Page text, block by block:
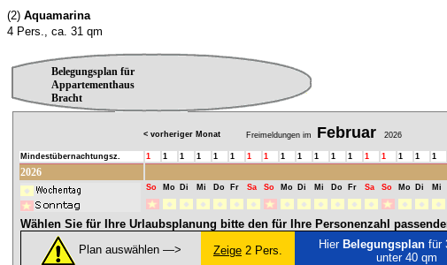
(2) Aquamarina
4 Pers., ca. 31 qm
Belegungsplan für
Appartementhaus
Bracht
< vorheriger Monat Freimeldungen im Februar 2026
Mindestübernachtungsz. 1 1 1 1 1 1 1 1 1 1 1 1 1 1 1 1 1 1
2026
So Mo Di Mi Do Fr Sa So Mo Di Mi Do Fr Sa So Mo Di Mi
Wählen Sie für Ihre Urlaubsplanung bitte den für Ihre Personenzahl
Plan auswählen ―>
Zeige 2 Pers. Hier Belegungsplanfür
unter 40 qm